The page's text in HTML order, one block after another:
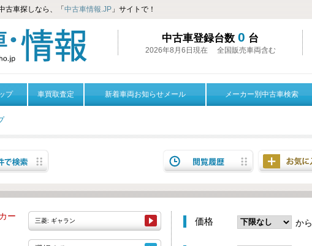
古車探しなら、「 中古車情報.JP 」サイトで！
中古車登録台数 0 台
2026年8月6日現在 全国販売車両含む
プ 車買取査定 新着車両お知らせメール メーカー別中古車検索
ー
三菱: ギャラン 価格 から